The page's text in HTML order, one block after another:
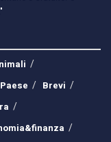
Brevi